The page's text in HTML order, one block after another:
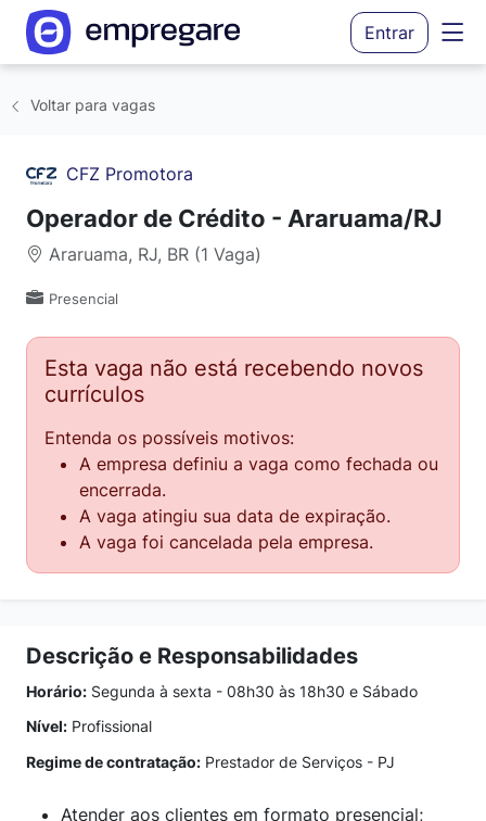
Entrar
Voltar para vagas
CFZ Promotora
Operador de Crédito - Araruama/RJ
Araruama, RJ, BR (1 Vaga)
Presencial
Esta vaga não está recebendo novos
currículos
Entenda os possíveis motivos:
A empresa definiu a vaga como fechada ou
encerrada.
A vaga atingiu sua data de expiração.
A vaga foi cancelada pela empresa.
Descrição e Responsabilidades
Horário: Segunda à sexta - 08h30 às 18h30 e Sábado
Nível: Profissional
Regime de contratação: Prestador de Serviços - PJ
Atender aos clientes em formato presencial;